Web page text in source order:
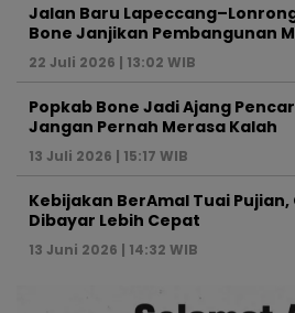
Jalan Baru
Bone Janjikan Pembangunan
22 Juli 2026 | 13:02 WIB
Popkab Bone Jadi Ajang
Jangan Pernah Merasa Kalah
13 Juli 2026 | 15:17 WIB
Kebijakan BerAmal Tuai Pujian,
Dibayar Lebih Cepat
13 Juni 2026 | 14:32 WIB